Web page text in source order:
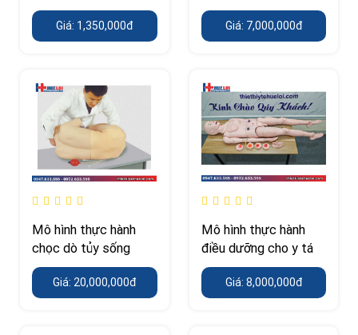
cánh tay
Giá: 1,350,000đ Giá: 7,000,000đ
Mô hình thực hành
chọc dò tủy sống
Giá: 20,000,000đ
Mô hình thực hành
điều dưỡng cho y tá
Giá: 8,000,000đ